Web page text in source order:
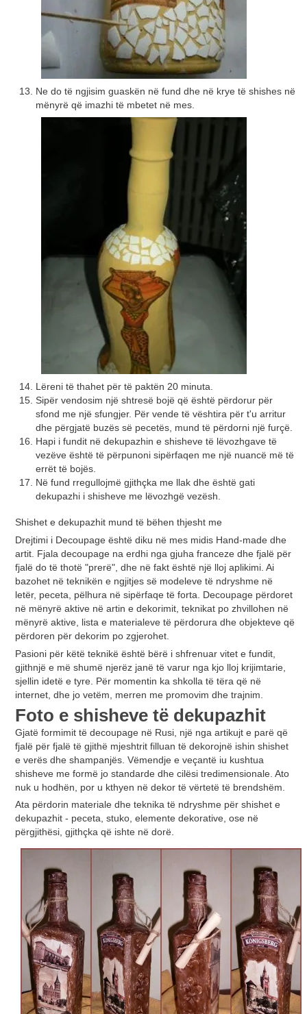
Ne do të ngjisim guaskën në fund dhe në krye të shishes në
mënyrë që imazhi të mbetet në mes.
Lëreni të thahet për të paktën 20 minuta.
Sipër vendosim një shtresë bojë që është përdorur për
sfond me një sfungjer. Për vende të vështira për t'u arritur
dhe përgjatë buzës së pecetës, mund të përdorni një furçë.
Hapi i fundit në dekupazhin e shisheve të lëvozhgave të
vezëve është të përpunoni sipërfaqen me një nuancë më të
errët të bojës.
Në fund rregullojmë gjithçka me llak dhe është gati
dekupazhi i shisheve me lëvozhgë vezësh.
Shishet e dekupazhit mund të bëhen thjesht me
Drejtimi i Decoupage është diku në mes midis Hand-made dhe
artit. Fjala decoupage na erdhi nga gjuha franceze dhe fjalë për
fjalë do të thotë "prerë", dhe në fakt është një lloj aplikimi. Ai
bazohet në teknikën e ngjitjes së modeleve të ndryshme në
letër, peceta, pëlhura në sipërfaqe të forta. Decoupage përdoret
në mënyrë aktive në artin e dekorimit, teknikat po zhvillohen në
mënyrë aktive, lista e materialeve të përdorura dhe objekteve që
përdoren për dekorim po zgjerohet.
Pasioni për këtë teknikë është bërë i shfrenuar vitet e fundit,
gjithnjë e më shumë njerëz janë të varur nga kjo lloj krijimtarie,
sjellin idetë e tyre. Për momentin ka shkolla të tëra që në
internet, dhe jo vetëm, merren me promovim dhe trajnim.
Foto e shisheve të dekupazhit
Gjatë formimit të decoupage në Rusi, një nga artikujt e parë që
fjalë për fjalë të gjithë mjeshtrit filluan të dekorojnë ishin shishet
e verës dhe shampanjës. Vëmendje e veçantë iu kushtua
shisheve me formë jo standarde dhe cilësi tredimensionale. Ato
nuk u hodhën, por u kthyen në dekor të vërtetë të brendshëm.
Ata përdorin materiale dhe teknika të ndryshme për shishet e
dekupazhit - peceta, stuko, elemente dekorative, ose në
përgjithësi, gjithçka që ishte në dorë.